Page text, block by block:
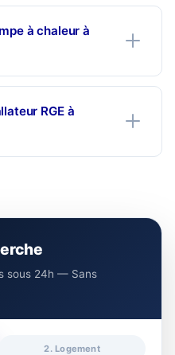
à chaleur à
RGE à
sous 24h — Sans
2. Logement